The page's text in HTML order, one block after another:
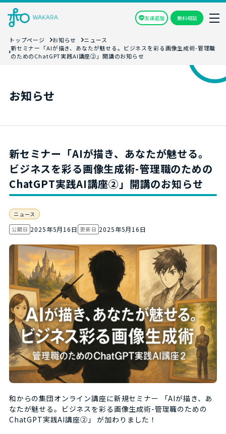
友達追加 無料相談
トップページ お知らせ
ニュース
新セミナー「AIが描き、あなたが魅せる。ビジネスを彩る画像生成術-管理職
のためのChatGPT実践AI講座②」開講のお知らせ
お知らせ
新セミナー「AIが描き、あなたが魅せる。
ビジネスを彩る画像生成術-管理職のための
ChatGPT実践AI講座②」開講のお知らせ
ニュース
公開日 2025年5月16日 更新日 2025年5月16日
和からの集団オンライン講座に新規セミナー 「AIが描き、あ
なたが魅せる。ビジネスを彩る画像生成術-管理職のための
ChatGPT実践AI講座②」 が加わりました！